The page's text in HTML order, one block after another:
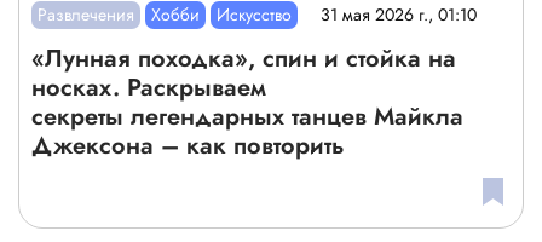
Развлечения Хобби Искусство 31 мая 2026 г., 01:10
«Лунная походка», спин и стойка на
носках. Раскрываем
секреты легендарных танцев Майкла
Джексона – как повторить